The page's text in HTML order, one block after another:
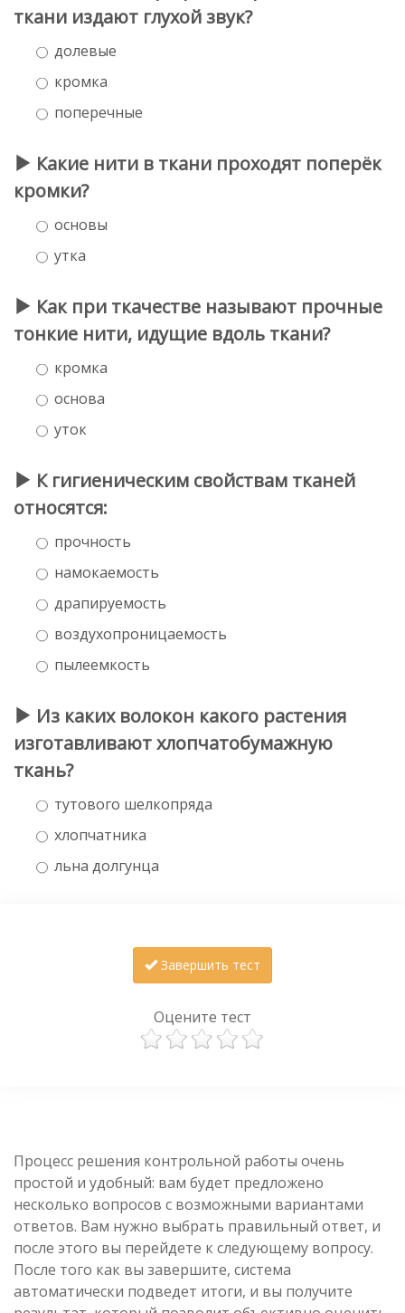
ткани издают глухой звук?
долевые
кромка
поперечные
Какие нити в ткани проходят поперёк
кромки?
основы
утка
Как при ткачестве называют прочные
тонкие нити, идущие вдоль ткани?
кромка
основа
уток
К гигиеническим свойствам тканей
относятся:
прочность
намокаемость
драпируемость
воздухопроницаемость
пылеемкость
Из каких волокон какого растения
изготавливают хлопчатобумажную
ткань?
тутового шелкопряда
хлопчатника
льна долгунца
Завершить тест
Оцените тест
Процесс решения контрольной работы очень
простой и удобный: вам будет предложено
несколько вопросов с возможными вариантами
ответов. Вам нужно выбрать правильный ответ, и
после этого вы перейдете к следующему вопросу.
После того как вы завершите, система
автоматически подведет итоги, и вы получите